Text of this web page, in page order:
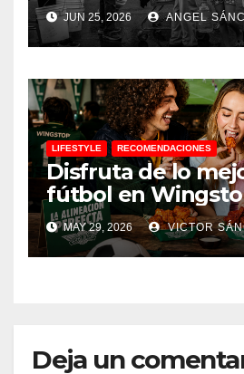
JUN 25, 2026 ANGEL
LIFESTYLE RECOMENDACIONES
Disfruta de lo
fútbol en
MAY 29, 2026 VICTOR
Deja un